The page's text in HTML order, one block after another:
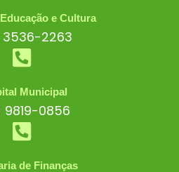
e Cultura
2263
Municipal
0856
de Finanças